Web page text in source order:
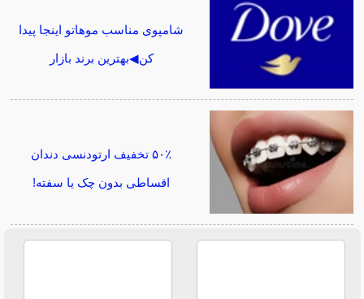
شامپوی مناسب موهاتو اینجا پیدا
کن◀بهترین برند بازار
۵۰٪ تخفیف ارتودنسی دندان
اقساطی بدون چک یا سفته!